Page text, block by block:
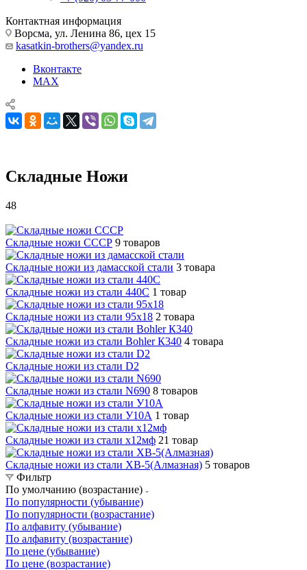
Контактная информация
Ворсма, ул. Ленина 86, цех 15
kasatkin-brothers@yandex.ru
Вконтакте
MAX
Складные Ножи
48
Cкладные ножи СССР 9 товаров
Складные ножи из дамасской стали 3 товара
Складные ножи из стали 440С 1 товар
Складные ножи из стали 95х18 2 товара
Складные ножи из стали Bohler К340 4 товара
Складные ножи из стали D2
Складные ножи из стали N690 8 товаров
Складные ножи из стали У10А 1 товар
Складные ножи из стали х12мф 21 товар
Складные ножи из стали ХВ-5(Алмазная) 5 товаров
Фильтр
По умолчанию (возрастание)
По популярности (убывание)
По популярности (возрастание)
По алфавиту (убывание)
По алфавиту (возрастание)
По цене (убывание)
По цене (возрастание)